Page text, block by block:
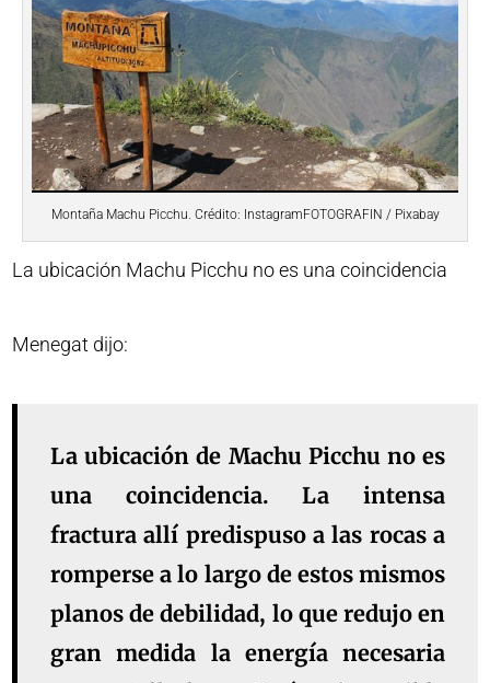
Montaña Machu Picchu. Crédito: InstagramFOTOGRAFIN / Pixabay
La ubicación Machu Picchu no es una coincidencia
Menegat dijo:
La ubicación de Machu Picchu no es
una coincidencia. La intensa
fractura allí predispuso a las rocas a
romperse a lo largo de estos mismos
planos de debilidad, lo que redujo en
gran medida la energía necesaria